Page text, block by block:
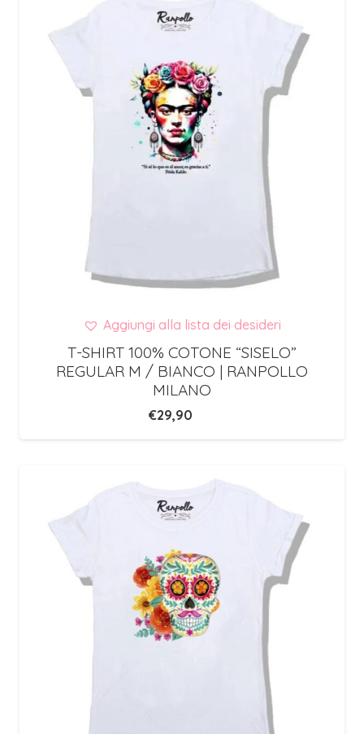
Aggiungi alla lista dei desideri
T-SHIRT 100% COTONE “SISELO”
REGULAR M / BIANCO | RANPOLLO
MILANO
€29,90